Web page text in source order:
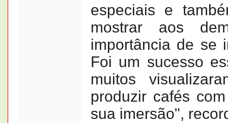
especiais e
mostrar aos
importância de se
Foi um sucesso
muitos
produzir cafés
sua imersão",